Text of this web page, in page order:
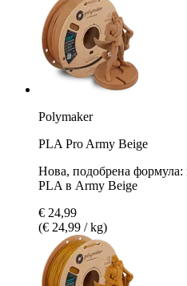
Polymaker
PLA Pro Army Beige
Нова, подобрена формула:
PLA в Army Beige
€ 24,99
(€ 24,99 / kg)